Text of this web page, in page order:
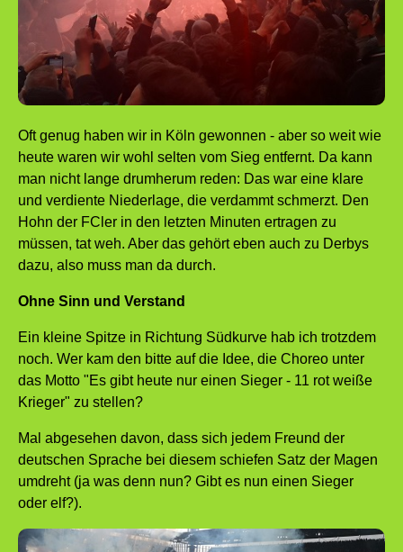
Oft genug haben wir in Köln gewonnen - aber so weit wie
heute waren wir wohl selten vom Sieg entfernt. Da kann
man nicht lange drumherum reden: Das war eine klare
und verdiente Niederlage, die verdammt schmerzt. Den
Hohn der FCler in den letzten Minuten ertragen zu
müssen, tat weh. Aber das gehört eben auch zu Derbys
dazu, also muss man da durch.
Ohne Sinn und Verstand
Ein kleine Spitze in Richtung Südkurve hab ich trotzdem
noch. Wer kam den bitte auf die Idee, die Choreo unter
das Motto "Es gibt heute nur einen Sieger - 11 rot weiße
Krieger" zu stellen?
Mal abgesehen davon, dass sich jedem Freund der
deutschen Sprache bei diesem schiefen Satz der Magen
umdreht (ja was denn nun? Gibt es nun einen Sieger
oder elf?).